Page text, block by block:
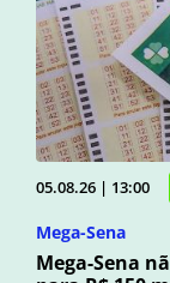
05.08.26 | 13:00
Mega-Sena
Mega-Sena